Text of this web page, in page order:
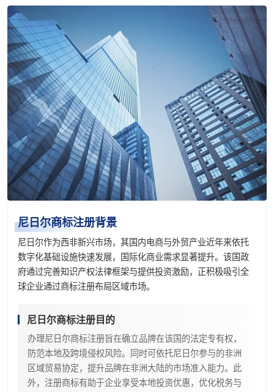
尼日尔商标注册背景
尼日尔作为西非新兴市场，其国内电商与外贸产业近年来依托
数字化基础设施快速发展，国际化商业需求显著提升。该国政
府通过完善知识产权法律框架与提供投资激励，正积极吸引全
球企业通过商标注册布局区域市场。
尼日尔商标注册目的
办理尼日尔商标注册旨在确立品牌在该国的法定专有权，
防范本地及跨境侵权风险。同时可依托尼日尔参与的非洲
区域贸易协定，提升品牌在非洲大陆的市场准入能力。此
外，注册商标有助于企业享受本地投资优惠，优化税务与